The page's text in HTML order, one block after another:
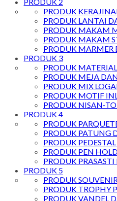
PRODUK
PRODUK LANTAI
PRODUK MAKAM
PRODUK MAKAM
PRODUK MARMER
PRODUK 3
PRODUK
PRODUK MEJA
PRODUK MIX
PRODUK MOTIF
PRODUK NISAN-
PRODUK 4
PRODUK
PRODUK PATUNG
PRODUK
PRODUK PEN
PRODUK
PRODUK 5
PRODUK
PRODUK TROPHY
PRODUK VANDEL